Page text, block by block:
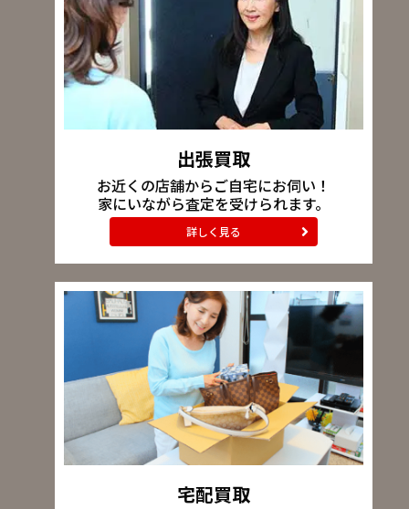
出張買取
お近くの店舗からご自宅にお伺い！
家にいながら査定を受けられます。
詳しく見る
宅配買取